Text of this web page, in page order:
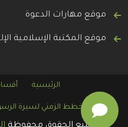
موقع مهارات الدعوة
موقع المكتبة الإسلامية
الرئيسية
المخطط الزمني لسيرة